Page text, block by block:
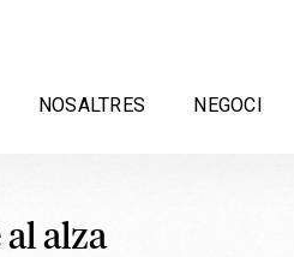
NOSALTRES NEGOCI
alza